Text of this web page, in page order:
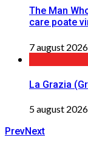
The Man
care poate
7 august 2026
La Grazia
5 august 2026
PrevNext